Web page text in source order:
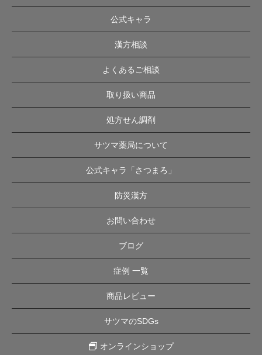
公式キャラ
漢方相談
よくあるご相談
取り扱い商品
処方せん調剤
サツマ薬局について
公式キャラ「さつまろ」
防災漢方
お問い合わせ
ブログ
症例 一覧
商品レビュー
サツマのSDGs
オンラインショップ